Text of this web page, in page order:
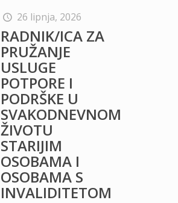
26 lipnja, 2026
RADNIK/ICA ZA
PRUŽANJE
USLUGE
POTPORE I
PODRŠKE U
SVAKODNEVNOM
ŽIVOTU
STARIJIM
OSOBAMA I
OSOBAMA S
INVALIDITETOM